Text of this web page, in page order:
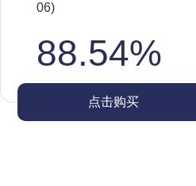
06)
88.54%
点击购买